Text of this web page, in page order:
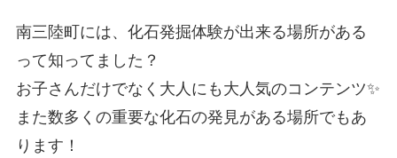
南三陸町には、化石発掘体験が出来る場所がある
って知ってました？
お子さんだけでなく大人にも大人気のコンテンツ✨
また数多くの重要な化石の発見がある場所でもあ
ります！